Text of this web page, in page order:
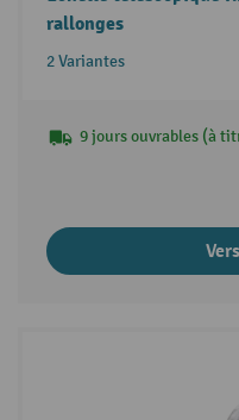
rallonges
2 Variantes
9 jours ouvrables (à